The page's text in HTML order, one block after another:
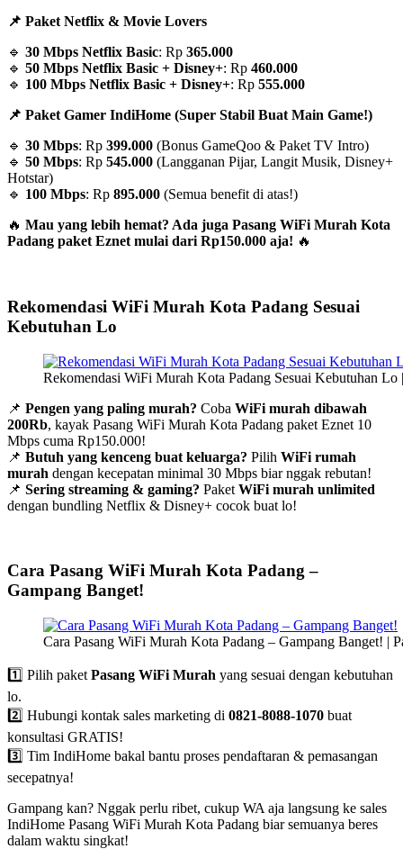
📌 Paket Netflix & Movie Lovers
🔹 30 Mbps Netflix Basic: Rp 365.000
🔹 50 Mbps Netflix Basic + Disney+: Rp 460.000
🔹 100 Mbps Netflix Basic + Disney+: Rp 555.000
📌 Paket Gamer IndiHome (Super Stabil Buat Main Game!)
🔹 30 Mbps: Rp 399.000 (Bonus GameQoo & Paket TV Intro)
🔹 50 Mbps: Rp 545.000 (Langganan Pijar, Langit Musik, Disney+
Hotstar)
🔹 100 Mbps: Rp 895.000 (Semua benefit di atas!)
🔥 Mau yang lebih hemat? Ada juga Pasang WiFi Murah Kota
Padang paket Eznet mulai dari Rp150.000 aja! 🔥
Rekomendasi WiFi Murah Kota Padang Sesuai
Kebutuhan Lo
Rekomendasi WiFi Murah Kota Padang Sesuai Kebutuhan
📌 Pengen yang paling murah? Coba WiFi murah dibawah
200Rb, kayak Pasang WiFi Murah Kota Padang paket Eznet 10
Mbps cuma Rp150.000!
📌 Butuh yang kenceng buat keluarga? Pilih WiFi rumah
murah dengan kecepatan minimal 30 Mbps biar nggak rebutan!
📌 Sering streaming & gaming? Paket WiFi murah unlimited
dengan bundling Netflix & Disney+ cocok buat lo!
Cara Pasang WiFi Murah Kota Padang –
Gampang Banget!
Cara Pasang WiFi Murah Kota Padang – Gampang Banget! |
1️⃣ Pilih paket Pasang WiFi Murah yang sesuai dengan kebutuhan
lo.
2️⃣ Hubungi kontak sales marketing di 0821-8088-1070 buat
konsultasi GRATIS!
3️⃣ Tim IndiHome bakal bantu proses pendaftaran & pemasangan
secepatnya!
Gampang kan? Nggak perlu ribet, cukup WA aja langsung ke sales
IndiHome Pasang WiFi Murah Kota Padang biar semuanya beres
dalam waktu singkat!